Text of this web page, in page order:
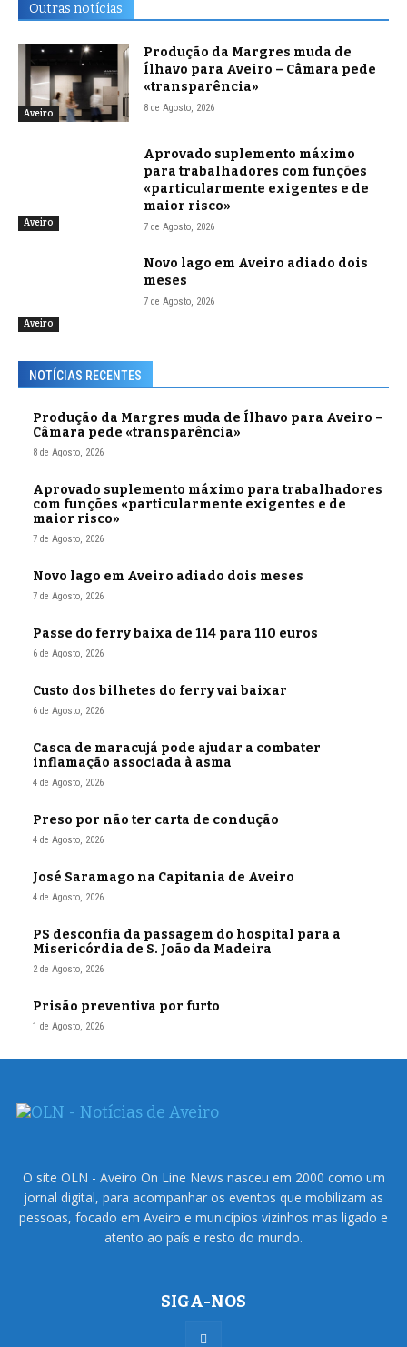
Outras notícias
Aveiro
Produção da Margres muda de
Ílhavo para Aveiro – Câmara pede
«transparência»
8 de Agosto, 2026
Aveiro
Aprovado suplemento máximo
para trabalhadores com funções
«particularmente exigentes e de
maior risco»
7 de Agosto, 2026
Aveiro
Novo lago em Aveiro adiado dois
meses
7 de Agosto, 2026
NOTÍCIAS RECENTES
Produção da Margres muda de Ílhavo para Aveiro –
Câmara pede «transparência»
8 de Agosto, 2026
Aprovado suplemento máximo para trabalhadores
com funções «particularmente exigentes e de
maior risco»
7 de Agosto, 2026
Novo lago em Aveiro adiado dois meses
7 de Agosto, 2026
Passe do ferry baixa de 114 para 110 euros
6 de Agosto, 2026
Custo dos bilhetes do ferry vai baixar
6 de Agosto, 2026
Casca de maracujá pode ajudar a combater
inflamação associada à asma
4 de Agosto, 2026
Preso por não ter carta de condução
4 de Agosto, 2026
José Saramago na Capitania de Aveiro
4 de Agosto, 2026
PS desconfia da passagem do hospital para a
Misericórdia de S. João da Madeira
2 de Agosto, 2026
Prisão preventiva por furto
1 de Agosto, 2026
O site OLN - Aveiro On Line News nasceu em 2000 como um
jornal digital, para acompanhar os eventos que mobilizam as
pessoas, focado em Aveiro e municípios vizinhos mas ligado e
atento ao país e resto do mundo.
SIGA-NOS